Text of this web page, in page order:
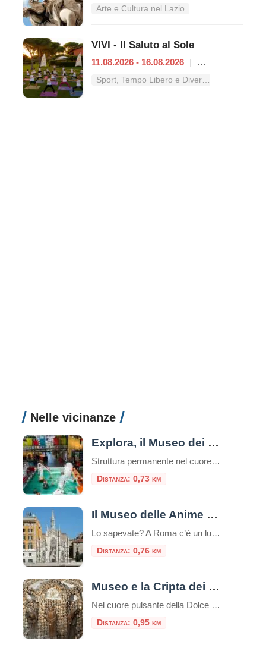
Arte e Cultura nel Lazio
VIVI - Il Saluto al Sole
11.08.2026 - 16.08.2026 |
Nelle vicinanze
Explora, il Museo dei Bambini
Struttura permanente nel cuore di Roma, Explora il Museo dei Bambini attiva dal 2001, è dedicata a bambine e bambini da 0 a 11 anni.Da oltre 20 anni, è il punto di riferimento per l’educazione informale e le attività creative per le famiglie, le scuole e il mondo dell’infanzia. Uno spazio in cui l’esplorazione e […]
Distanza: 0,73 km
Il Museo delle Anime del Purgatorio
Lo sapevate? A Roma c’è un luogo unico e inquietante: il Museo delle Anime del Purgatorio. Il museo delle anime del Purgatorio è un’esposizione di documenti e testimonianze allestita in un locale adiacente alla sacrestia della piccola chiesa neogotica del Sacro Cuore del Suffragio a Roma. Tali documenti proverebbero l’esistenza del Purgatorio. La chiesa del […]
Distanza: 0,76 km
Museo e la Cripta dei Frati Cappuccini
Nel cuore pulsante della Dolce Vita romana, lungo la celebre Via Veneto, si cela un luogo che offre un’esperienza tanto profonda quanto inaspettata, un viaggio che intreccia arte, storia e una potente riflessione sulla vita e la morte. È il Complesso di Santa Maria della Concezione, che ospita il Museo e la Cripta dei Frati […]
Distanza: 0,95 km